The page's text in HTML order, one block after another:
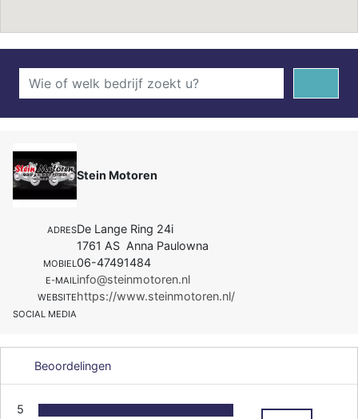
Stein Motoren
ADRESDe Lange Ring 24i
1761 AS Anna Paulowna
MOBIEL 06-47491484
E-MAIL info@steinmotoren.nl
WEBSITEhttps://www.steinmotoren.nl/
SOCIAL MEDIA
Beoordelingen
5